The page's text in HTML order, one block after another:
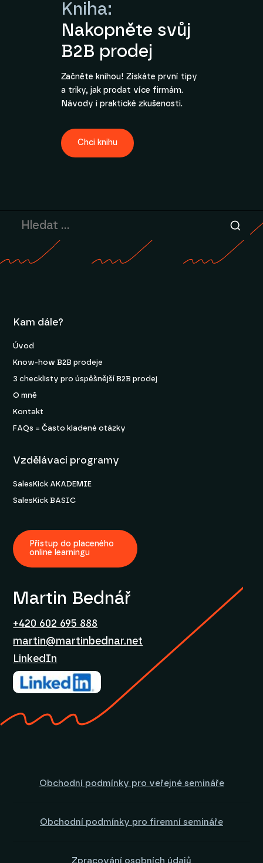
Kniha:
Nakopněte svůj
B2B prodej
Začněte knihou! Získáte první tipy
a triky, jak prodat více firmám.
Návody i praktické zkušenosti.
Chci knihu
Kam dále?
Úvod
Know-how B2B prodeje
3 checklisty pro úspěšnější B2B prodej
O mně
Kontakt
FAQs = Často kladené otázky
Vzdělávací programy
SalesKick AKADEMIE
SalesKick BASIC
Přístup do placeného
online learningu
Martin Bednář
+420 602 695 888
martin@martinbednar.net
LinkedIn
Obchodní podmínky pro veřejné semináře
Obchodní podmínky pro firemní semináře
Zpracování osobních údajů